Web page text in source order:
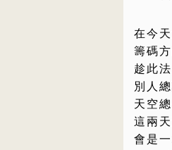
在今
籌碼
趁此
別人
天空
這兩
會是